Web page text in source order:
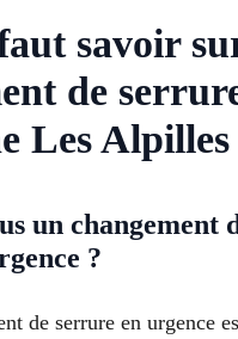
savoir
de
Les Alpilles
un changement
?
de serrure en urgence